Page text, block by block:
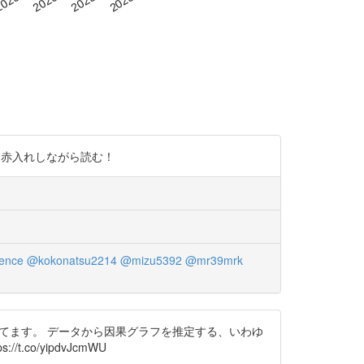
入れしながら読む！
@kokonatsu2214 @mizu5392 @mr39mrk
す。 データから因果グラフを推定する、いわゆ
t.co/yipdvJcmWU